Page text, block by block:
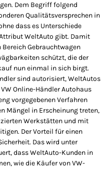
Dem Begriff folgend
Qualitätsversprechen in
dass es Unterschiede
WeltAuto gibt. Damit
Gebrauchtwagen
schützt, die der
nun einmal in sich birgt.
sind autorisiert, WeltAutos
Online-Händler Autohaus
vorgegebenen Verfahren
Mängel in Erscheinung treten,
Werkstätten und mit
Der Vorteil für einen
Das wird unter
dass WeltAuto-Kunden in
wie die Käufer von VW-